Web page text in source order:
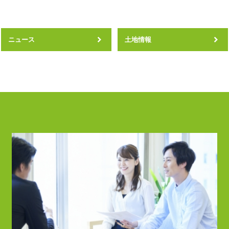
ニュース 土地情報